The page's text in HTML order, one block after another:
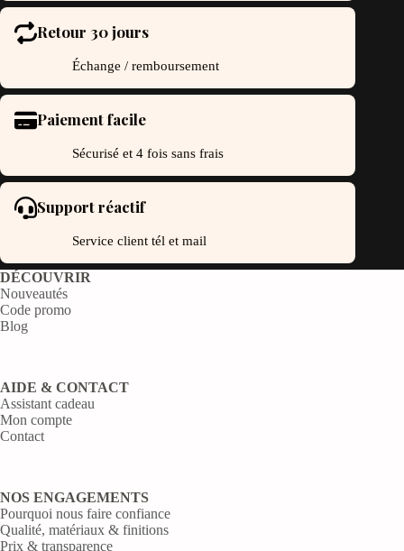
Retour 30 jours
Échange / remboursement
Paiement facile
Sécurisé et 4 fois sans frais
Support réactif
Service client tél et mail
DÉCOUVRIR
Nouveautés
Code promo
Blog
AIDE & CONTACT
Assistant cadeau
Mon compte
Contact
NOS ENGAGEMENTS
Pourquoi nous faire confiance
Qualité, matériaux & finitions
Prix & transparence